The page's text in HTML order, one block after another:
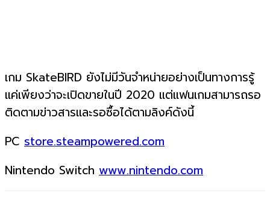
เกม SkateBIRD ยังไม่มีวันจำหน่ายอย่างเป็นทางการรู้
แค่เพียงว่าจะเปิดขายในปี 2020 แต่แฟนเกมสามารถรอ
ติดตามข่าวสารและรอซื้อได้ตามลิงค์ดังนี้
PC store.steampowered.com
Nintendo Switch www.nintendo.com